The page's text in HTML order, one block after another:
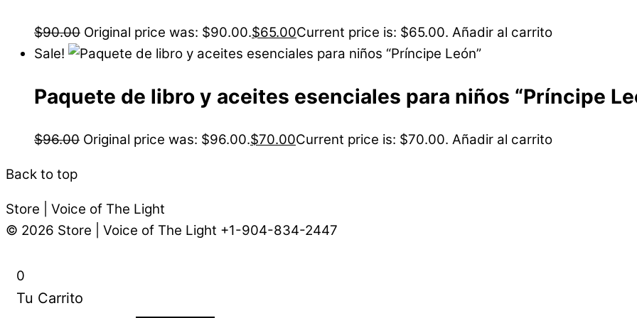
$90.00 Original price was: $90.00.$65.00Current price is: $65.00. Añadir al carrito
Sale!
Paquete de libro y aceites esenciales para niños “Príncipe
$96.00 Original price was: $96.00.$70.00Current price is: $70.00. Añadir al carrito
Back to top
Store | Voice of The Light
© 2026 Store | Voice of The Light +1-904-834-2447
0
Tu Carrito